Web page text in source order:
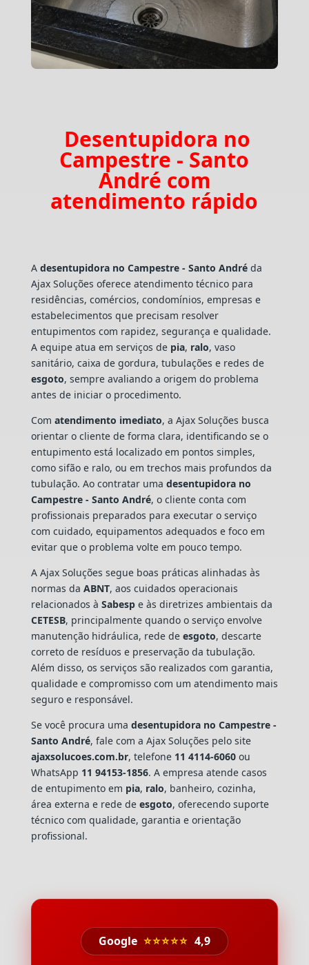
Desentupidora no
Campestre - Santo
André com
atendimento rápido
A desentupidora no Campestre - Santo Andréda
Ajax Soluções oferece atendimento técnico para
residências, comércios, condomínios, empresas e
estabelecimentos que precisam resolver
entupimentos com rapidez, segurança e qualidade.
A equipe atua em serviços de pia, ralo, vaso
sanitário, caixa de gordura, tubulações e redes de
esgoto, sempre avaliando a origem do problema
antes de iniciar o procedimento.
Com atendimento imediato, a Ajax Soluções busca
orientar o cliente de forma clara, identificando se o
entupimento está localizado em pontos simples,
como sifão e ralo, ou em trechos mais profundos da
tubulação. Ao contratar uma desentupidora no
Campestre - Santo André, o cliente conta com
profissionais preparados para executar o serviço
com cuidado, equipamentos adequados e foco em
evitar que o problema volte em pouco tempo.
A Ajax Soluções segue boas práticas alinhadas às
normas da ABNT, aos cuidados operacionais
relacionados à Sabespe às diretrizes ambientais da
CETESB, principalmente quando o serviço envolve
manutenção hidráulica, rede de esgoto, descarte
correto de resíduos e preservação da tubulação.
Além disso, os serviços são realizados com garantia,
qualidade e compromisso com um atendimento mais
seguro e responsável.
Se você procura uma desentupidora no Campestre -
Santo André, fale com a Ajax Soluções pelo site
ajaxsolucoes.com.br, telefone 11 4114-6060ou
WhatsApp 11 94153-1856. A empresa atende casos
de entupimento em pia, ralo, banheiro, cozinha,
área externa e rede de esgoto, oferecendo suporte
técnico com qualidade, garantia e orientação
profissional.
Google ⭐⭐⭐⭐⭐ 4,9